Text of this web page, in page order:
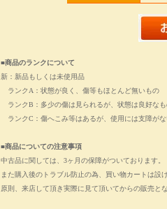
■商品のランクについて
新：新品もしくは未使用品
ランクA：状態が良く、傷等もほとんど無いもの
ランクB：多少の傷は見られるが、状態は良好な
ランクC：傷へこみ等はあるが、使用には支障が
■商品についての注意事項
中古品に関しては、3ヶ月の保障がついております。
また購入後のトラブル防止の為、買い物カートは設
原則、来店して頂き実際に見て頂いてからの販売とな